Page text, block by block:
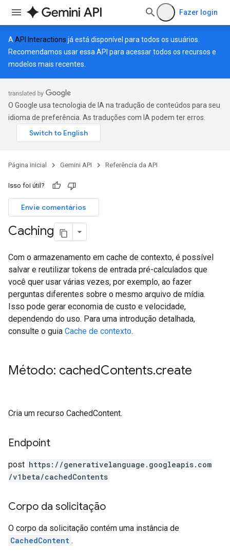
Fazer login
A API Interactions já está disponível para todos os usuários.
Recomendamos usar essa API para acessar todos os recursos e
modelos mais recentes.
O Google usa tecnologia de IA na tradução de conteúdos para seu
idioma de preferência. As traduções com IA podem ter erros.
Página inicial Gemini API Referência da API
Isso foi útil?
Envie comentários
Caching
Com o armazenamento em cache de contexto, é possível
salvar e reutilizar tokens de entrada pré-calculados que
você quer usar várias vezes, por exemplo, ao fazer
perguntas diferentes sobre o mesmo arquivo de mídia.
Isso pode gerar economia de custo e velocidade,
dependendo do uso. Para uma introdução detalhada,
consulte o guia Cache de contexto.
Método: cachedContents.create
Cria um recurso CachedContent.
Endpoint
post https: / /generativelanguage.googleapis.com
/v1beta/cachedContents
Corpo da solicitação
O corpo da solicitação contém uma instância de
CachedContent .